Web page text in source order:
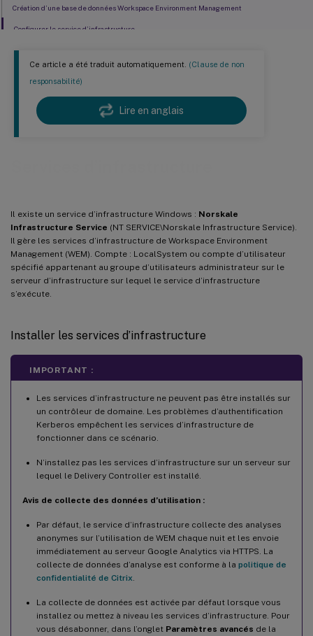
Ce article a été traduit automatiquement. (Clause de non
responsabilité)
Lire en anglais
Il existe un service d’infrastructure Windows : Norskale
Infrastructure Service (NT SERVICE\Norskale Infrastructure Service).
Il gère les services d’infrastructure de Workspace Environment
Management (WEM). Compte : LocalSystem ou compte d’utilisateur
spécifié appartenant au groupe d’utilisateurs administrateur sur le
serveur d’infrastructure sur lequel le service d’infrastructure
s’exécute.
Installer les services d’infrastructure
IMPORTANT :
Les services d’infrastructure ne peuvent pas être installés sur
un contrôleur de domaine. Les problèmes d’authentification
Kerberos empêchent les services d’infrastructure de
fonctionner dans ce scénario.
N’installez pas les services d’infrastructure sur un serveur sur
lequel le Delivery Controller est installé.
Avis de collecte des données d’utilisation :
Par défaut, le service d’infrastructure collecte des analyses
anonymes sur l’utilisation de WEM chaque nuit et les envoie
immédiatement au serveur Google Analytics via HTTPS. La
collecte de données d’analyse est conforme à la politique de
confidentialité de Citrix
La collecte de données est activée par défaut lorsque vous
installez ou mettez à niveau les services d’infrastructure. Pour
vous désabonner, dans l’onglet Paramètres avancés de la
Création d’une base de données Workspace Environment Management
Configurer le service d’infrastructure